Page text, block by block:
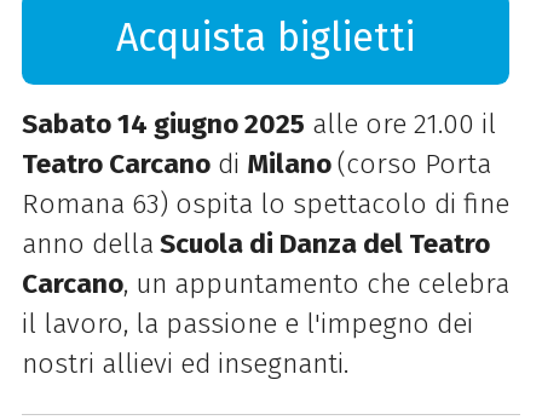
Acquista biglietti
Sabato 14 giugno 2025 alle ore 21.00 il
Teatro Carcanodi Milano(corso Porta
Romana 63) ospita lo spettacolo di fine
anno della Scuola di Danza del Teatro
Carcano, un appuntamento che celebra
il lavoro, la passione e l'impegno dei
nostri allievi ed insegnanti.